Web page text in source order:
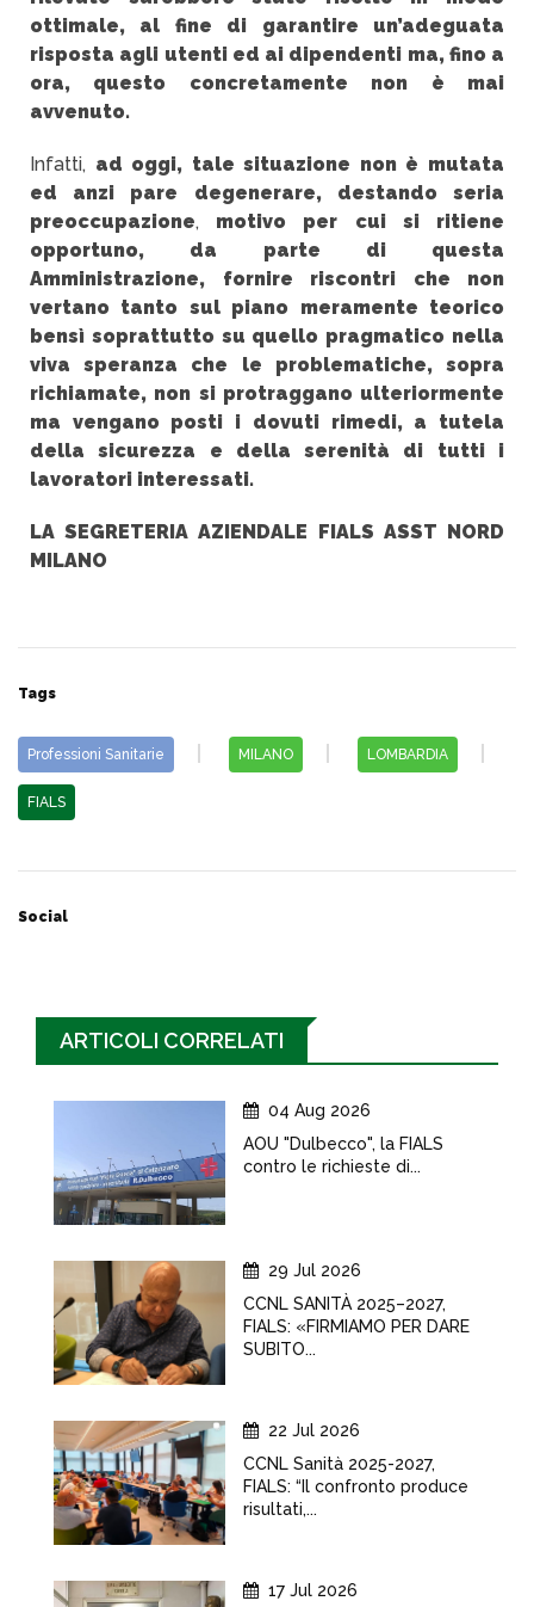
ottimale, al fine di garantire un’adeguata
risposta agli utenti ed ai dipendenti ma, fino a
ora, questo concretamente non è mai
avvenuto.
Infatti, ad oggi, tale situazione non è mutata
ed anzi pare degenerare, destando seria
preoccupazione, motivo per cui si ritiene
opportuno, da parte di questa
Amministrazione, fornire riscontri che non
vertano tanto sul piano meramente teorico
bensì soprattutto su quello pragmatico nella
viva speranza che le problematiche, sopra
richiamate, non si protraggano ulteriormente
ma vengano posti i dovuti rimedi, a tutela
della sicurezza e della serenità di tutti i
lavoratori interessati.
LA SEGRETERIA AZIENDALE FIALS ASST NORD
MILANO
Tags
Professioni Sanitarie MILANO LOMBARDIA
FIALS
Social
ARTICOLI CORRELATI
04 Aug 2026
AOU "Dulbecco", la FIALS
contro le richieste di...
29 Jul 2026
CCNL SANITÀ 2025–2027,
FIALS: «FIRMIAMO PER DARE
SUBITO...
22 Jul 2026
CCNL Sanità 2025-2027,
FIALS: “Il confronto produce
risultati,...
17 Jul 2026